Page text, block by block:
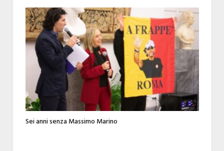
Sei anni senza Massimo Marino